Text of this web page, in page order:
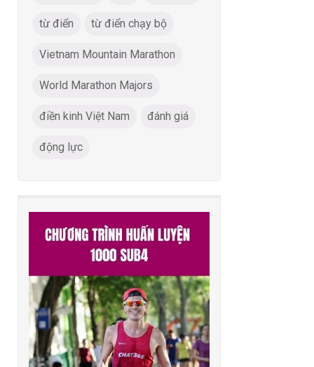
từ điển từ điển chạy bộ
Vietnam Mountain Marathon
World Marathon Majors
điền kinh Việt Nam đánh giá
động lực